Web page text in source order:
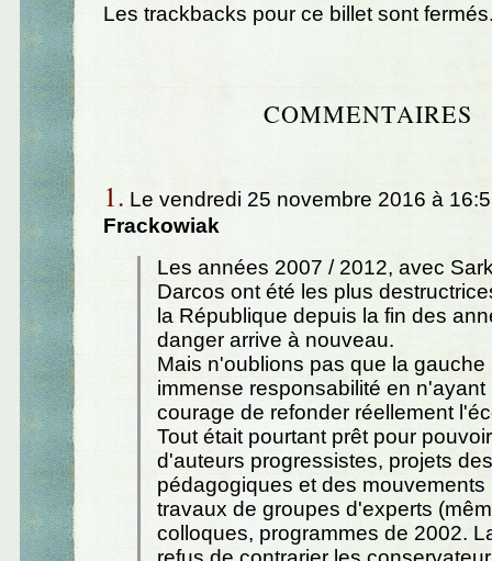
Les trackbacks pour ce billet sont
COMMENTAIRES
1. Le vendredi 25 novembre 2016 à
Frackowiak
Les années 2007 / 2012, avec
Darcos ont été les plus
la République depuis la fin des
danger arrive à nouveau.
Mais n'oublions pas que la gauche
immense responsabilité en n'ayant
courage de refonder réellement
Tout était pourtant prêt pour
d'auteurs progressistes, projets
pédagogiques et des mouvements
travaux de groupes d'experts
colloques, programmes de 2002.